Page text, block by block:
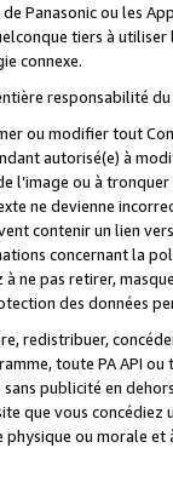
Panasonic ou les
tiers à
connexe.
responsabilité
ou modifier tout
autorisé(e) à
l’image ou à
ne devienne
contenir un lien
concernant la
à ne pas retirer,
des données
redistribuer,
toute PA API
publicité en
que vous
ou morale